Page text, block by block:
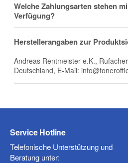
Frage zum Artikel
Welche Zahlungsarten stehen
Verfügung?
Herstellerangaben zur
Andreas Rentmeister e.K.,
Deutschland, E-Mail:
Service Hotline
Telefonische Unterstützung und
Beratung unter: